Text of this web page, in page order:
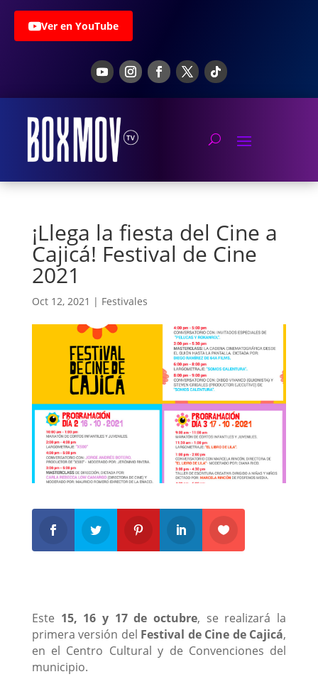
Ver en YouTube
¡Llega la fiesta del Cine a
Cajicá! Festival de Cine
2021
Oct 12, 2021 | Festivales
Este 15, 16 y 17 de octubre, se realizará la
primera versión del Festival de Cine de Cajicá,
en el Centro Cultural y de Convenciones del
municipio.